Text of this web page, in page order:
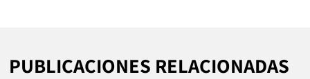
PUBLICACIONES RELACIONADAS